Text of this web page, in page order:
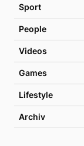
Sport
People
Videos
Games
Lifestyle
Archiv